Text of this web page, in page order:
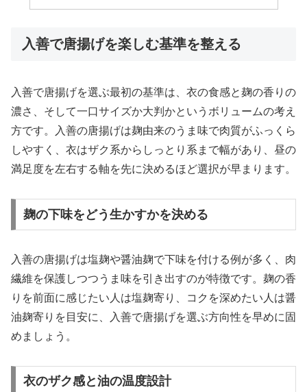
入善で唐揚げを楽しむ基準を整える
入善で唐揚げを選ぶ最初の基準は、衣の食感と麹の香りの
濃さ、そして一口サイズか大判かというボリュームの考え
方です。入善の唐揚げは麹由来のうま味で肉質がふっくら
しやすく、衣はザク系からしっとり系まで幅があり、昼の
満足度を左右する軸を先に決めるほど選択が早まります。
麹の下味をどう生かすかを決める
入善の唐揚げは塩麹や醤油麹で下味を付ける例が多く、肉
繊維を保護しつつうま味を引き出すのが特徴です。麹の香
りを前面に感じたい人は塩麹寄り、コクを深めたい人は醤
油麹寄りを目安に、入善で唐揚げを選ぶ方向性を早めに固
めましょう。
衣のザク感と油の温度設計